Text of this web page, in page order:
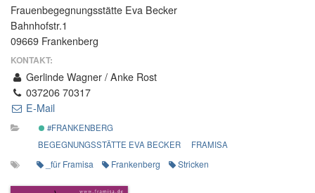
Frauenbegegnungsstätte Eva Becker
Bahnhofstr.1
09669 Frankenberg
KONTAKT:
Gerlinde Wagner / Anke Rost
037206 70317
E-Mail
#FRANKENBERG
BEGEGNUNGSSTÄTTE EVA BECKER
FRAMISA
_für Framisa Frankenberg Stricken